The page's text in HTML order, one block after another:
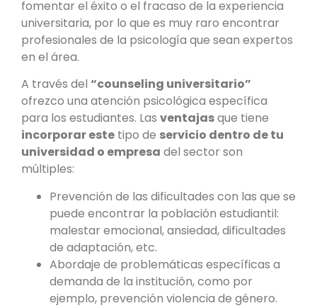
fomentar el éxito o el fracaso de la experiencia
universitaria, por lo que es muy raro encontrar
profesionales de la psicología que sean expertos
en el área.
A través del “counseling universitario”
ofrezco una atención psicológica específica
para los estudiantes. Las ventajasque tiene
incorporar este tipo de servicio dentro de tu
universidad o empresa del sector son
múltiples:
Prevención de las dificultades con las que se
puede encontrar la población estudiantil:
malestar emocional, ansiedad, dificultades
de adaptación, etc.
Abordaje de problemáticas específicas a
demanda de la institución, como por
ejemplo, prevención violencia de género.